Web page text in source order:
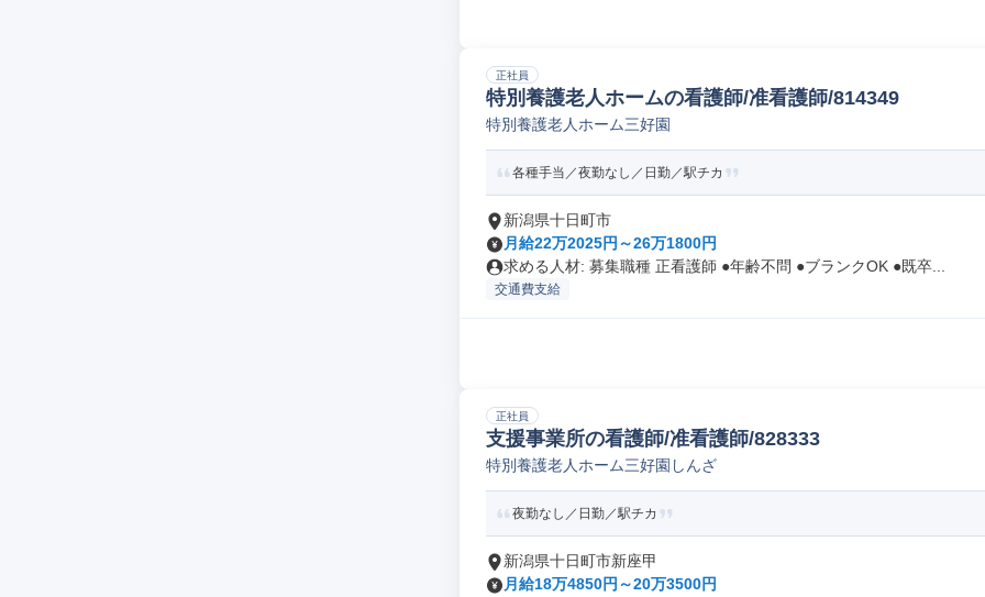
正社員
特別養護老人ホームの看護師/准看護師/814349
特別養護老人ホーム三好園
各種手当／夜勤なし／日勤／駅チカ
新潟県十日町市
月給22万2025円～26万1800円
求める人材: 募集職種 正看護師 ●年齢不問 ●ブランクOK ●既卒...
交通費支給
正社員
支援事業所の看護師/准看護師/828333
特別養護老人ホーム三好園しんざ
夜勤なし／日勤／駅チカ
新潟県十日町市新座甲
月給18万4850円～20万3500円